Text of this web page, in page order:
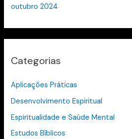
outubro 2024
Categorias
Aplicações Práticas
Desenvolvimento Espiritual
Espiritualidade e Saúde Mental
Estudos Bíblicos